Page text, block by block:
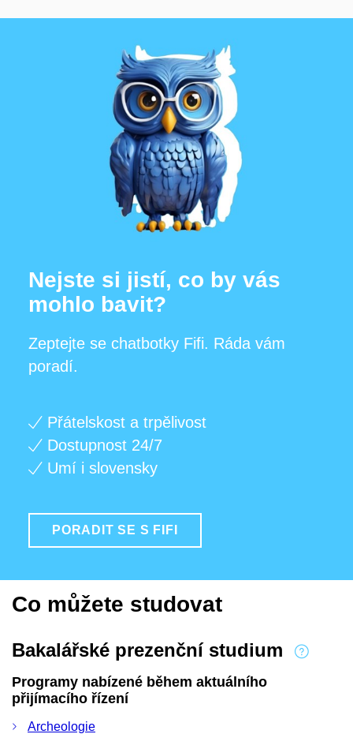
Nejste si jistí, co by vás
mohlo bavit?
Zeptejte se chatbotky Fifi. Ráda vám
poradí.
Přátelskost a trpělivost
Dostupnost 24/7
Umí i slovensky
PORADIT SE S FIFI
Co můžete studovat
Bakalářské prezenční studium
Programy nabízené během aktuálního
přijímacího řízení
Archeologie